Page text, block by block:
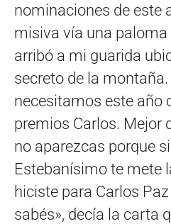
nominaciones de este
misiva vía una
arribó a mi guarida
secreto de la
necesitamos este año
premios Carlos. Mejor
no aparezcas porque
Estebanísimo te mete
hiciste para Carlos
sabés», decía la carta